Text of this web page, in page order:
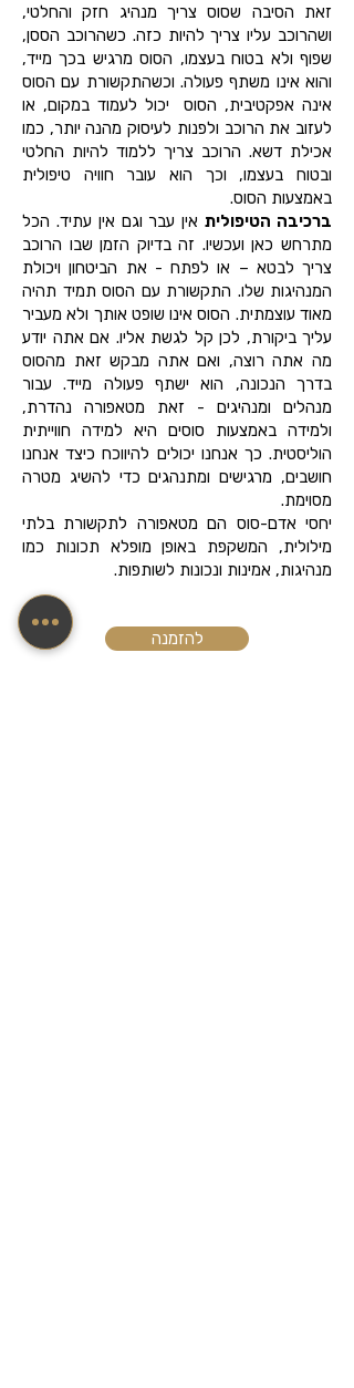
זאת הסיבה שסוס צריך מנהיג חזק והחלטי,
ושהרוכב עליו צריך להיות כזה. כשהרוכב הססן,
שפוף ולא בטוח בעצמו, הסוס מרגיש בכך מייד,
והוא אינו משתף פעולה. וכשהתקשורת עם הסוס
אינה אפקטיבית, הסוס יכול לעמוד במקום, או
לעזוב את הרוכב ולפנות לעיסוק מהנה יותר, כמו
אכילת דשא. הרוכב צריך ללמוד להיות החלטי
ובטוח בעצמו, וכך הוא עובר חוויה טיפולית
באמצעות הסוס.
ברכיבה הטיפוליתאין עבר וגם אין עתיד. הכל
מתרחש כאן ועכשיו. זה בדיוק הזמן שבו הרוכב
צריך לבטא – או לפתח - את הביטחון ויכולת
המנהיגות שלו. התקשורת עם הסוס תמיד תהיה
מאוד עוצמתית. הסוס אינו שופט אותך ולא מעביר
עליך ביקורת, לכן קל לגשת אליו. אם אתה יודע
מה אתה רוצה, ואם אתה מבקש זאת מהסוס
בדרך הנכונה, הוא ישתף פעולה מייד. עבור
מנהלים ומנהיגים - זאת מטאפורה נהדרת,
ולמידה באמצעות סוסים היא למידה חווייתית
הוליסטית. כך אנחנו יכולים להיווכח כיצד אנחנו
חושבים, מרגישים ומתנהגים כדי להשיג מטרה
מסוימת.
יחסי אדם-סוס הם מטאפורה לתקשורת בלתי
מילולית, המשקפת באופן מופלא תכונות כמו
מנהיגות, אמינות ונכונות לשותפות.
להזמנה